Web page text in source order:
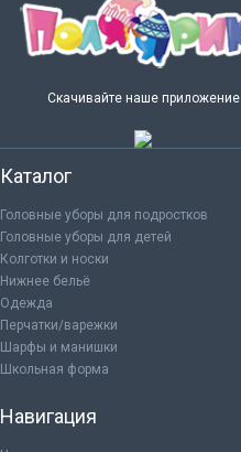
Скачивайте наше приложение
Каталог
Головные уборы для подростков
Головные уборы для детей
Колготки и носки
Нижнее бельё
Одежда
Перчатки/варежки
Шарфы и манишки
Школьная форма
Навигация